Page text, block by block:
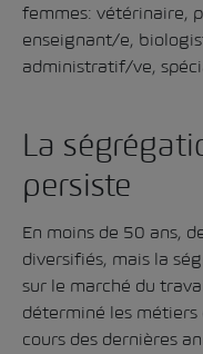
femmes: vétérinaire,
enseignant/e,
administratif/ve,
La
persiste
En moins de 50 ans,
diversifiés, mais la
sur le marché du
déterminé les métiers
cours des dernières